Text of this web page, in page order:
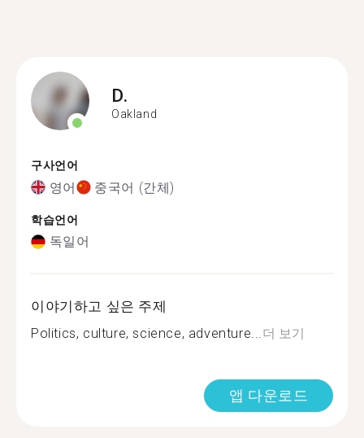
D.
Oakland
구사언어
영어 중국어 (간체)
학습언어
독일어
이야기하고 싶은 주제
Politics, culture, science, adventure...더 보기
앱 다운로드